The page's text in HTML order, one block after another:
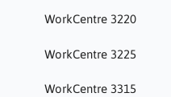
WorkCentre 3220
WorkCentre 3225
WorkCentre 3315